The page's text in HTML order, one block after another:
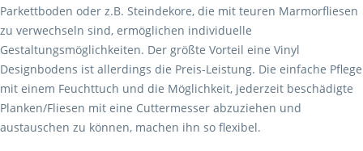
Parkettboden oder z.B. Steindekore, die mit teuren Marmorfliesen
zu verwechseln sind, ermöglichen individuelle
Gestaltungsmöglichkeiten. Der größte Vorteil eine Vinyl
Designbodens ist allerdings die Preis-Leistung. Die einfache Pflege
mit einem Feuchttuch und die Möglichkeit, jederzeit beschädigte
Planken/Fliesen mit eine Cuttermesser abzuziehen und
austauschen zu können, machen ihn so flexibel.